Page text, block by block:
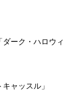
ーク・ハロウィ
ャッスル」